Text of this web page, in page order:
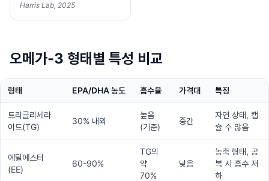
Harris Lab, 2025
오메가-3 형태별 특성 비교
형태 EPA/DHA 농도 흡수율 가격대 특징
트리글리세라
이드(TG)
30% 내외
높음
(기준)
중간
자연 상태, 캡
슐 수 많음
에틸에스터
(EE)
60-90%
TG의
약
70%
낮음
농축 형태, 공
복 시 흡수 저
하